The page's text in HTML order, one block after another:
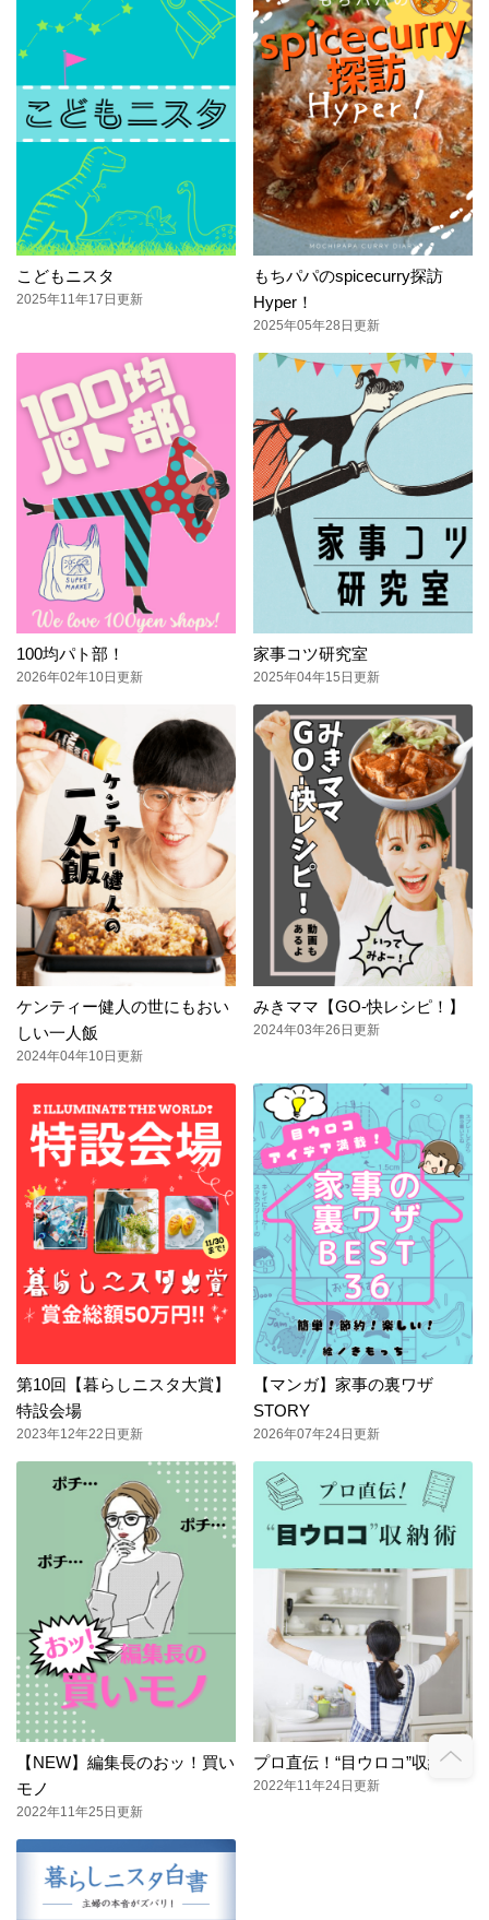
こどもニスタ
2025年11年17日更新
もちパパのspicecurry探訪
Hyper！
2025年05年28日更新
100均パト部！
2026年02年10日更新
家事コツ研究室
2025年04年15日更新
ケンティー健人の世にもおい
しい一人飯
2024年04年10日更新
みきママ【GO-快レシピ！】
2024年03年26日更新
第10回【暮らしニスタ大賞】
特設会場
2023年12年22日更新
【マンガ】家事の裏ワザ
STORY
2026年07年24日更新
【NEW】編集長のおッ！買い
モノ
2022年11年25日更新
プロ直伝！“目ウロコ”収納術
2022年11年24日更新